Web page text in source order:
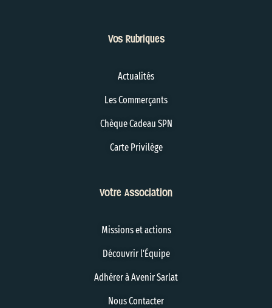
Vos Rubriques
Actualités
Les Commerçants
Chèque Cadeau SPN
Carte Privilège
Votre Association
Missions et actions
Découvrir l'Équipe
Adhérer à Avenir Sarlat
Nous Contacter